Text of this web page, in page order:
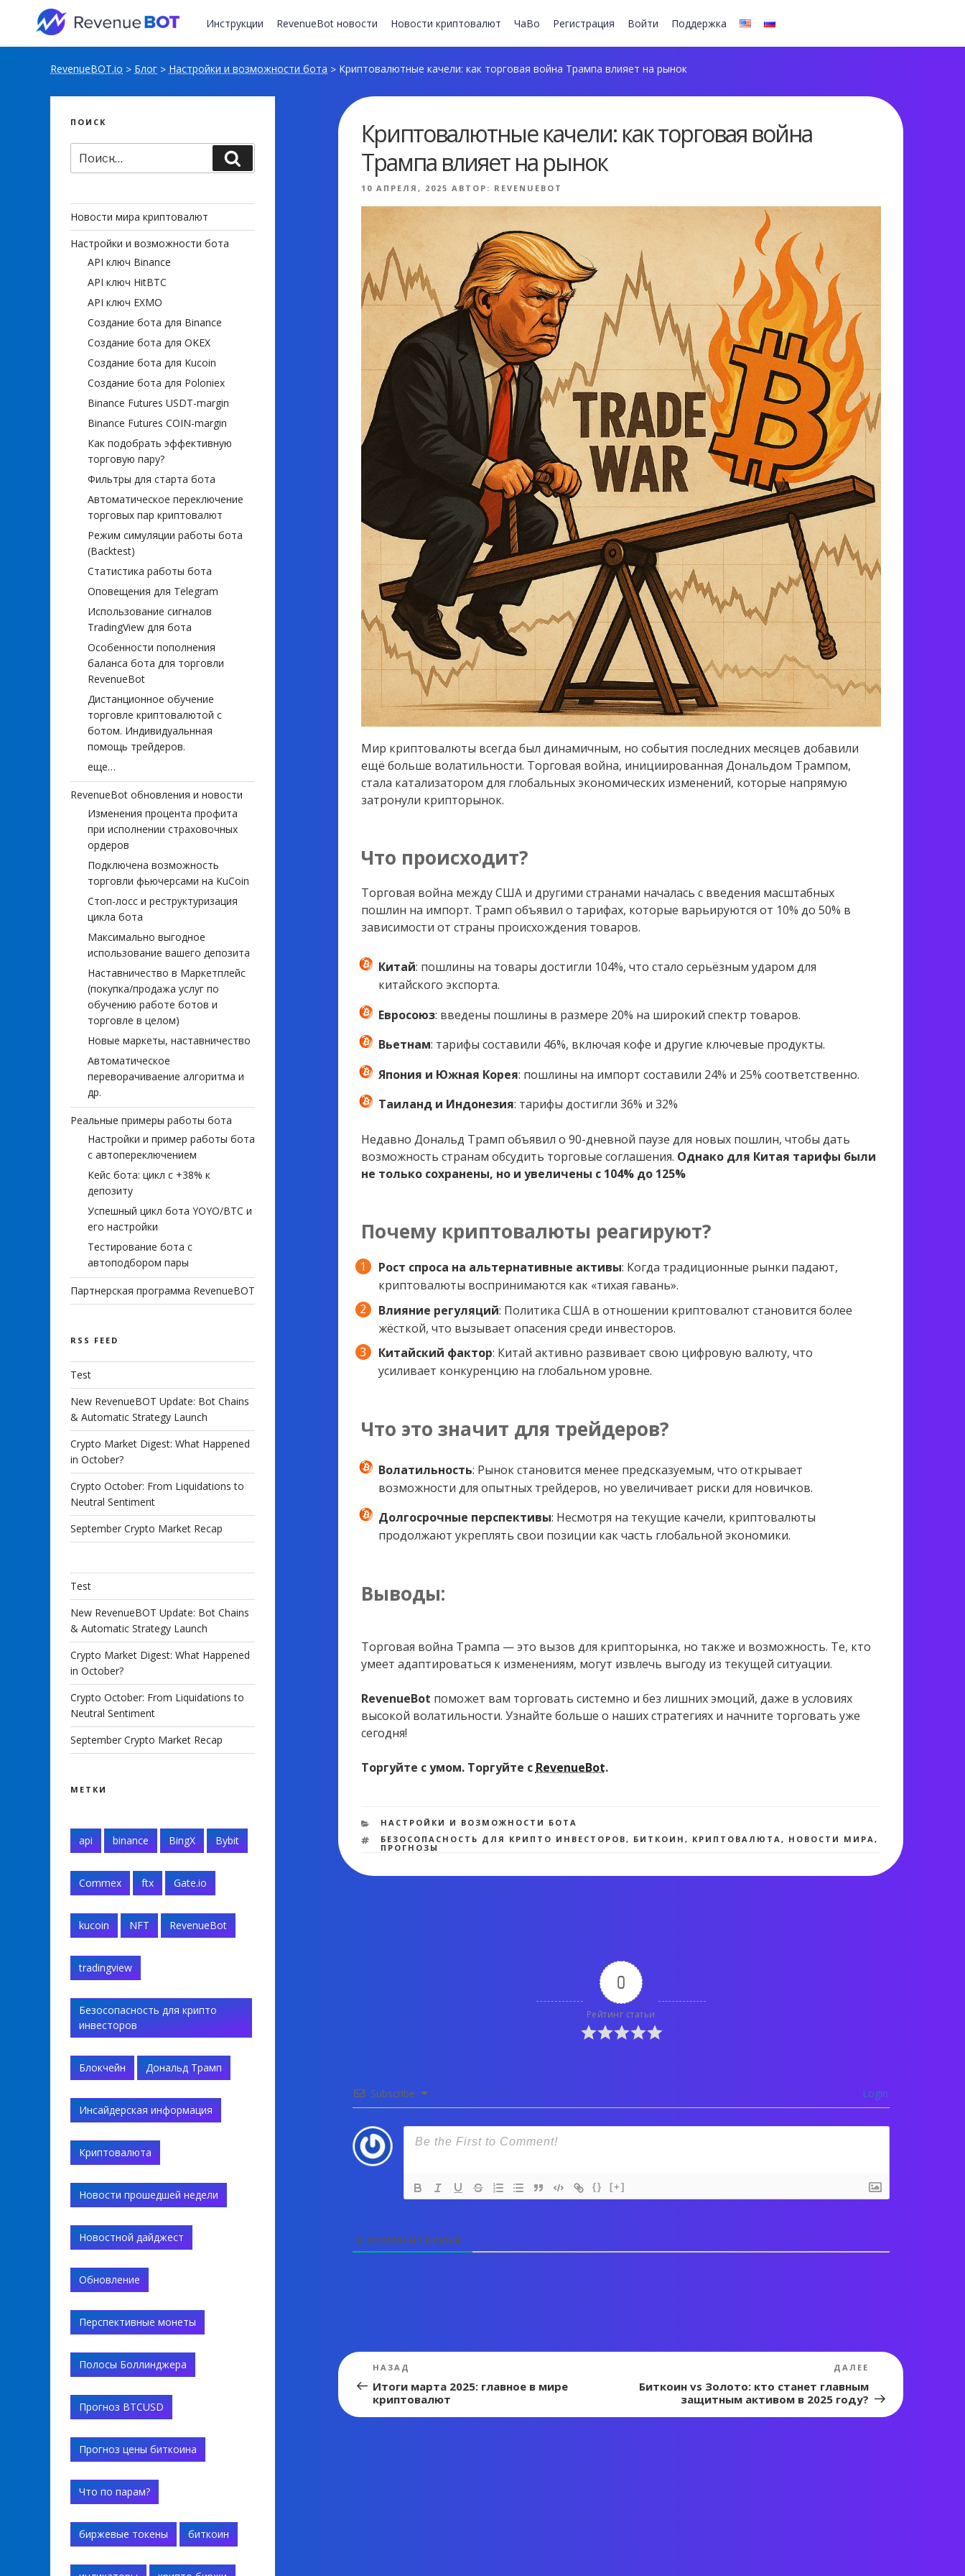
Перейти
содержимому
Инструкции RevenueBot новости Новости криптовалют ЧаВо Регистрация Войти Поддержка
RevenueBOT.io > Блог > Настройки и возможности бота > Криптовалютные качели: как торговая война Трампа влияет на рынок
Криптовалютные качели: как торговая война
Трампа влияет на рынок
ОПУБЛИКОВАНО
10 АПРЕЛЯ, 2025 АВТОР: REVENUEBOT
Мир криптовалюты всегда был динамичным, но события последних месяцев добавили
ещё больше волатильности. Торговая война, инициированная Дональдом Трампом,
стала катализатором для глобальных экономических изменений, которые напрямую
затронули крипторынок.
Что происходит?
Торговая война между США и другими странами началась с введения масштабных
пошлин на импорт. Трамп объявил о тарифах, которые варьируются от 10% до 50% в
зависимости от страны происхождения товаров.
Китай: пошлины на товары достигли 104%, что стало серьёзным ударом для
китайского экспорта.
Евросоюз: введены пошлины в размере 20% на широкий спектр товаров.
Вьетнам: тарифы составили 46%, включая кофе и другие ключевые продукты.
Япония и Южная Корея: пошлины на импорт составили 24% и 25% соответственно.
Таиланд и Индонезия: тарифы достигли 36% и 32%
Недавно Дональд Трамп объявил о 90-дневной паузе для новых пошлин, чтобы дать
возможность странам обсудить торговые соглашения. Однако для Китая тарифы были
не только сохранены, но и увеличены с 104% до 125%
Почему криптовалюты реагируют?
Рост спроса на альтернативные активы: Когда традиционные рынки падают,
криптовалюты воспринимаются как «тихая гавань».
Влияние регуляций: Политика США в отношении криптовалют становится более
жёсткой, что вызывает опасения среди инвесторов.
Китайский фактор: Китай активно развивает свою цифровую валюту, что
усиливает конкуренцию на глобальном уровне.
Что это значит для трейдеров?
Волатильность: Рынок становится менее предсказуемым, что открывает
возможности для опытных трейдеров, но увеличивает риски для новичков.
Долгосрочные перспективы: Несмотря на текущие качели, криптовалюты
продолжают укреплять свои позиции как часть глобальной экономики.
Выводы:
Торговая война Трампа — это вызов для крипторынка, но также и возможность. Те, кто
умеет адаптироваться к изменениям, могут извлечь выгоду из текущей ситуации.
RevenueBot поможет вам торговать системно и без лишних эмоций, даже в условиях
высокой волатильности. Узнайте больше о наших стратегияхи начните торговать уже
сегодня!
Торгуйте с умом. Торгуйте с RevenueBot.
РУБРИКИ
НАСТРОЙКИ И ВОЗМОЖНОСТИ БОТА
МЕТКИ
БЕЗОСОПАСНОСТЬ ДЛЯ КРИПТО ИНВЕСТОРОВ, БИТКОИН, КРИПТОВАЛЮТА, НОВОСТИ МИРА,
ПРОГНОЗЫ
0
Рейтинг статьи
Subscribe Login
{} [+]
0 КОММЕНТАРИЕВ
Навигация
по
записям
Предыдущая
запись:
НАЗАД
Итоги марта 2025: главное в мире
криптовалют
Следующая
запись
ДАЛЕЕ
Биткоин vs Золото: кто станет главным
защитным активом в 2025 году?
ПОИСК
Новости мира криптовалют
Настройки и возможности бота
API ключ Binance
API ключ HitBTC
API ключ EXMO
Создание бота для Binance
Создание бота для OKEX
Создание бота для Kucoin
Создание бота для Poloniex
Binance Futures USDT-margin
Binance Futures COIN-margin
Как подобрать эффективную
торговую пару?
Фильтры для старта бота
Автоматическое переключение
торговых пар криптовалют
Режим симуляции работы бота
(Backtest)
Статистика работы бота
Оповещения для Telegram
Использование сигналов
TradingView для бота
Особенности пополнения
баланса бота для торговли
RevenueBot
Дистанционное обучение
торговле криптовалютой с
ботом. Индивидуальнная
помощь трейдеров.
еще…
RevenueBot обновления и новости
Изменения процента профита
при исполнении страховочных
ордеров
Подключена возможность
торговли фьючерсами на KuCoin
Стоп-лосс и реструктуризация
цикла бота
Максимально выгодное
использование вашего депозита
Наставничество в Маркетплейс
(покупка/продажа услуг по
обучению работе ботов и
торговле в целом)
Новые маркеты, наставничество
Автоматическое
переворачиваение алгоритма и
др.
Реальные примеры работы бота
Настройки и пример работы бота
с автопереключением
Кейс бота: цикл с +38% к
депозиту
Успешный цикл бота YOYO/BTC и
его настройки
Тестирование бота с
автоподбором пары
Партнерская программа RevenueBOT
RSS FEED
Test
New RevenueBOT Update: Bot Chains
& Automatic Strategy Launch
Crypto Market Digest: What Happened
in October?
Crypto October: From Liquidations to
Neutral Sentiment
September Crypto Market Recap
Test
New RevenueBOT Update: Bot Chains
& Automatic Strategy Launch
Crypto Market Digest: What Happened
in October?
Crypto October: From Liquidations to
Neutral Sentiment
September Crypto Market Recap
МЕТКИ
api binance BingX Bybit
Commex ftx Gate.io
kucoin NFT RevenueBot
tradingview
Безосопасность для крипто
инвесторов
Блокчейн Дональд Трамп
Инсайдерская информация
Криптовалюта
Новости прошедшей недели
Новостной дайджест
Обновление
Перспективные монеты
Полосы Боллинджера
Прогноз BTCUSD
Прогноз цены биткоина
Что по парам?
биржевые токены биткоин